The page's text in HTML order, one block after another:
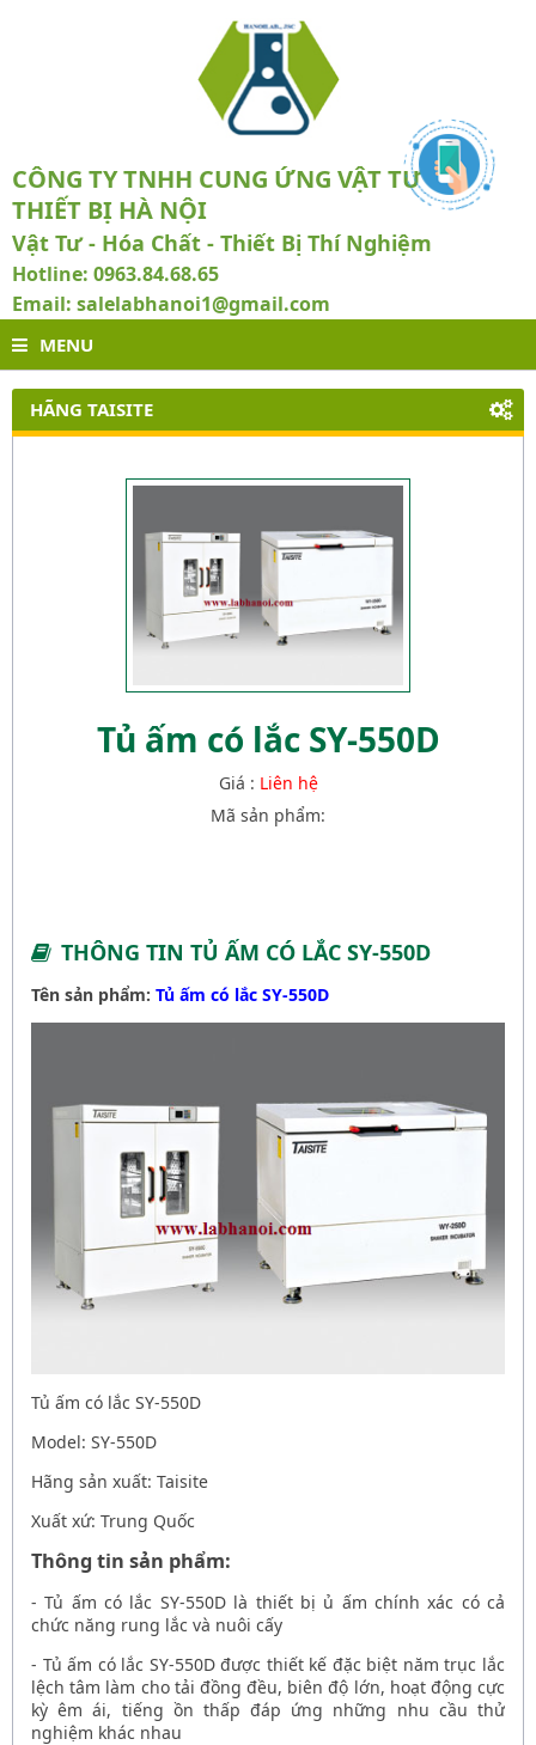
CÔNG TY TNHH CUNG ỨNG VẬT TƯ VÀ
THIẾT BỊ HÀ NỘI
Vật Tư - Hóa Chất - Thiết Bị Thí Nghiệm
Hotline: 0963.84.68.65
Email: salelabhanoi1@gmail.com
MENU
HÃNG TAISITE
Tủ ấm có lắc SY-550D
Giá : Liên hệ
Mã sản phẩm:
THÔNG TIN TỦ ẤM CÓ LẮC SY-550D
Tên sản phẩm: Tủ ấm có lắc SY-550D
Tủ ấm có lắc SY-550D
Model: SY-550D
Hãng sản xuất: Taisite
Xuất xứ: Trung Quốc
Thông tin sản phẩm:
-Tủ ấm có lắc SY-550D là thiết bị ủ ấm chính xác có cả
chức năng rung lắc và nuôi cấy
- Tủ ấm có lắc SY-550Dđược thiết kế đặc biệt năm trục lắc
lệch tâm làm cho tải đồng đều, biên độ lớn, hoạt động cực
kỳ êm ái, tiếng ồn thấp đáp ứng những nhu cầu thử
nghiệm khác nhau